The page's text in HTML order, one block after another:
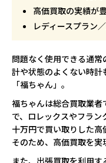
高価買取の実績が
レディースプラン
問題なく使用できる通
計や状態のよくない時計
「福ちゃん」。
福ちゃんは総合買取業
で、ロレックスやフラ
十万円で買い取りした高
そのため、高価買取を実
また、出張買取を利用